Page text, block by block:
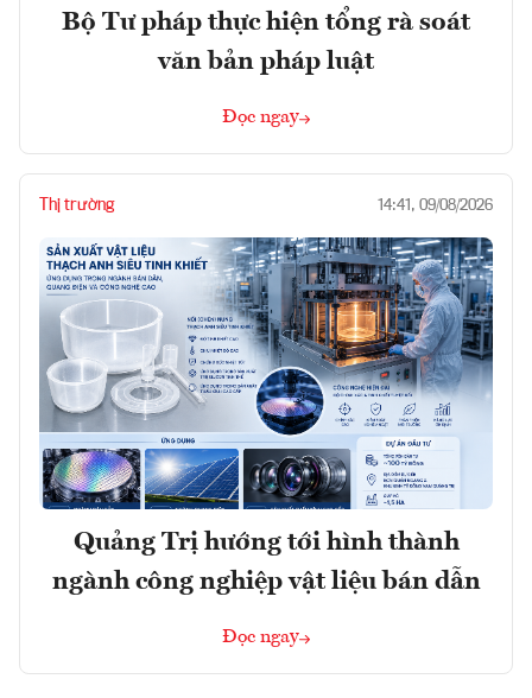
Bộ Tư pháp thực hiện tổng rà soát
văn bản pháp luật
Đọc ngay
Thị trường 14:41, 09/08/2026
Quảng Trị hướng tới hình thành
ngành công nghiệp vật liệu bán dẫn
Đọc ngay